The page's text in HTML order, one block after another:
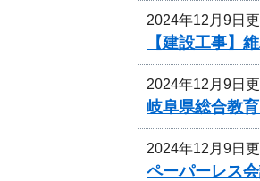
2024年12月9日
【建設工事】
2024年12月9日
岐阜県総合教
2024年12月9日
ペーパーレス